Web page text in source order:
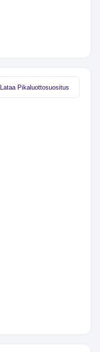
Lataa Pikaluottosuositus